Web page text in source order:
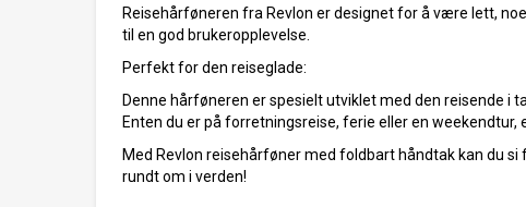
Reisehårføneren fra Revlon er designet for å være lett,
til en god brukeropplevelse.
Perfekt for den reiseglade:
Denne hårføneren er spesielt utviklet med den reisende i
Enten du er på forretningsreise, ferie eller en
Med Revlon reisehårføner med foldbart håndtak kan du
rundt om i verden!